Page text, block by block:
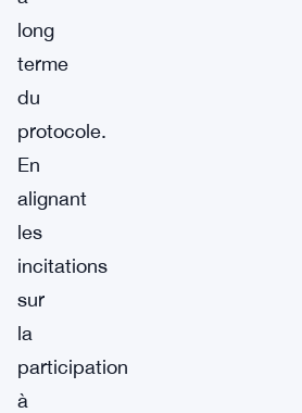
long
terme
du
protocole.
En
alignant
les
incitations
sur
la
participation
à